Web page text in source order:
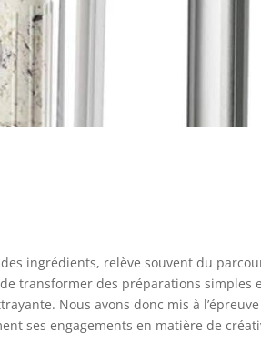
ingrédients, relève souvent du
transformer des préparations simples
Nous avons donc mis à
ses engagements en matière de